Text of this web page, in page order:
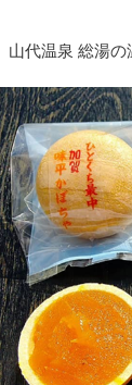
代温泉 総湯